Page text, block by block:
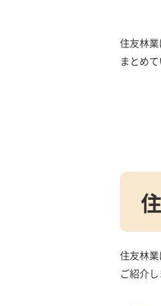
住友林
まとめ
住友林
ご紹介し